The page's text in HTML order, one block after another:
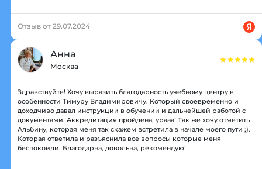
Отзыв от 29.07.2024
Анна
Москва
Здравствуйте! Хочу выразить благодарность учебному центру в
особенности Тимуру Владимировичу. Который своевременно и
доходчиво давал инструкции в обучении и дальнейшей работой с
документами. Аккредитация пройдена, урааа! Так же хочу отметить
Альбину, которая меня так скажем встретила в начале моего пути ;).
Которая ответила и разъяснила все вопросы которые меня
беспокоили. Благодарна, довольна, рекомендую!